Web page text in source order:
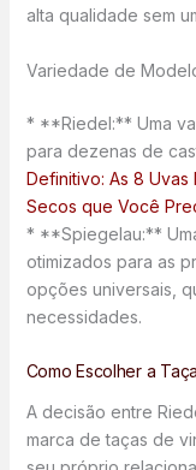
alta qualidade sem
Variedade de
* **Riedel:** Uma
para dezenas de
Definitivo: As 8 Uvas
Secos que Você
* **Spiegelau:**
otimizados para as
opções universais,
necessidades.
Como Escolher a
A decisão entre
marca de taças de